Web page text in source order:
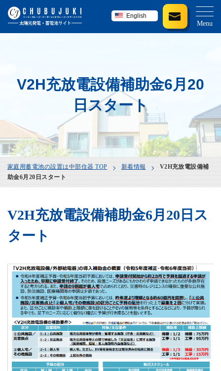
English
お
問
せ
Menu
V2H充放電設備補助金6月20
日スタート
家庭用蓄電池の設置は中部住器 TOP 新着情報
V2H充放電設備補
助金6月20日スタート
V2H充放電設備補助金6月20日ス
タート